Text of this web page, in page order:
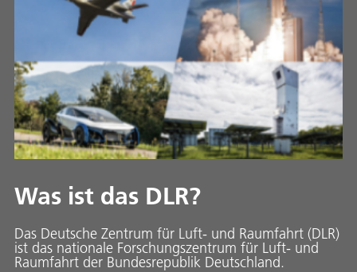
Was ist das DLR?
Das Deutsche Zentrum für Luft- und Raumfahrt (DLR)
ist das nationale Forschungszentrum für Luft- und
Raumfahrt der Bundesrepublik Deutschland.